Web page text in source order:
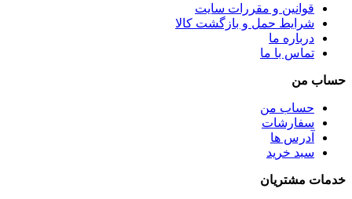
قوانین و مقررات سایت
شرایط حمل و بازگشت کالا
درباره ما
تماس با ما
حساب من
حساب من
سفارشات
آدرس ها
سبد خرید
خدمات مشتریان